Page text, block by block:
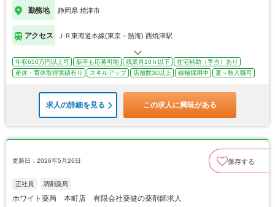
勤務地 静岡県 焼津市
アクセス ＪＲ東海道本線(東京－熱海) 西焼津駅
年収650万円以上可 新卒も応募可能 残業月10ｈ以下
住宅補助（手当）あり
産休・育休取得実績有り
スキルアップ 店舗数30以上 積極採用中 夏～秋入職可
求人の詳細を見る この求人に興味がある
更新日：2026年5月26日 保存する
正社員 調剤薬局
ホワイト薬局 本町店 有限会社薬健の薬剤師求人